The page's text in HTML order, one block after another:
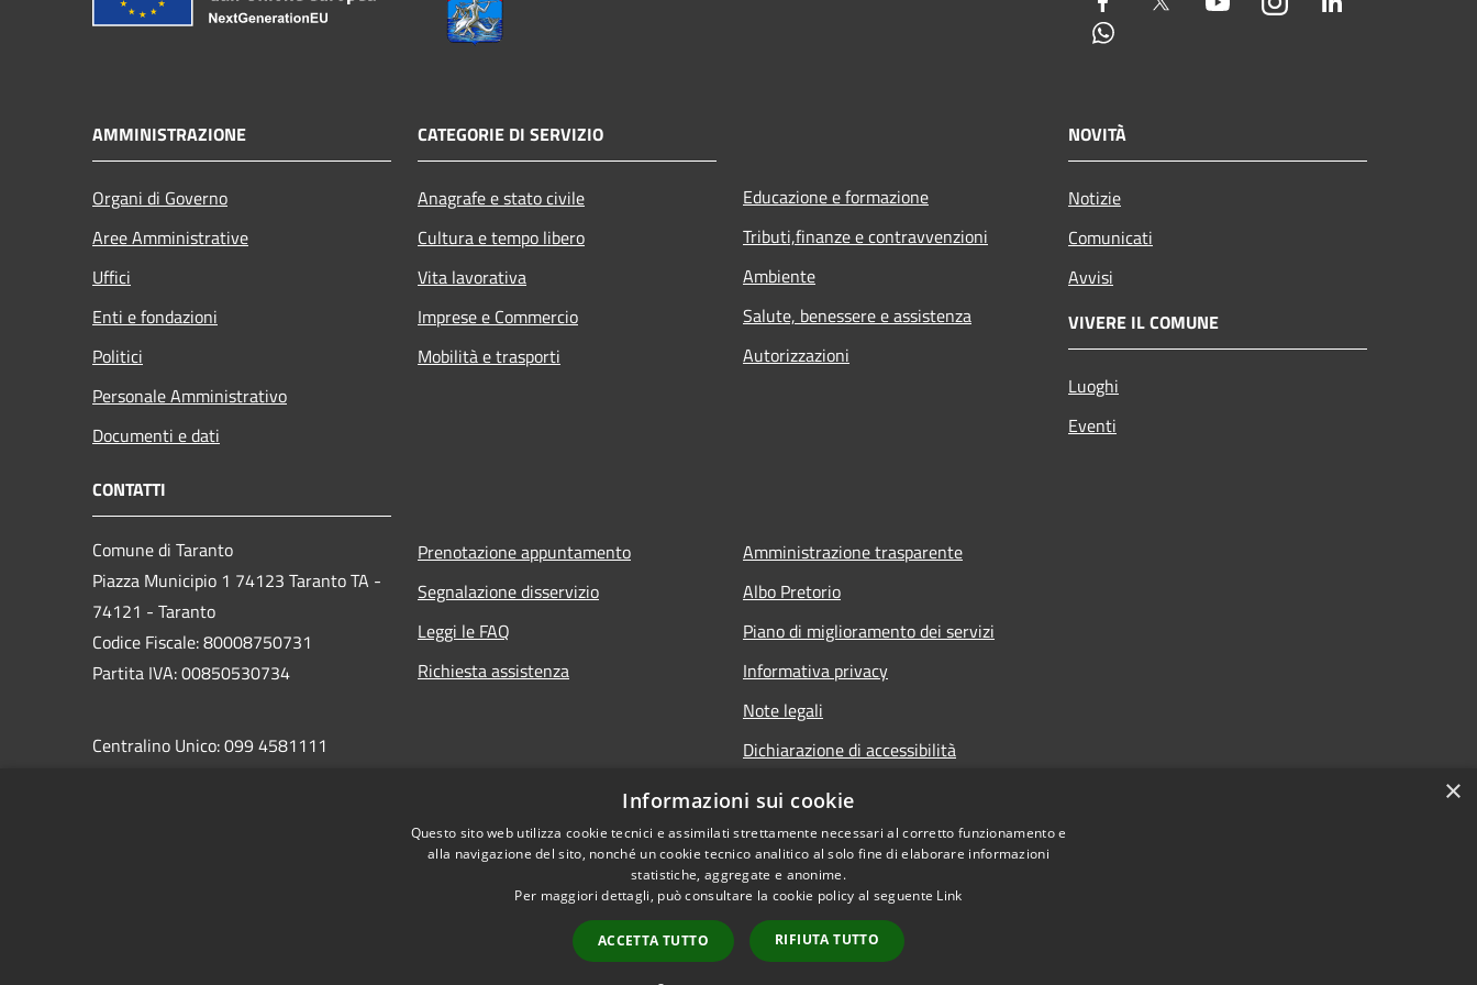
AMMINISTRAZIONE
Organi di Governo
Aree Amministrative
Uffici
Enti e fondazioni
Politici
Personale Amministrativo
Documenti e dati
CATEGORIE DI SERVIZIO
Anagrafe e stato civile
Cultura e tempo libero
Vita lavorativa
Imprese e Commercio
Mobilità e trasporti
Educazione e formazione
Tributi,finanze e contravvenzioni
Ambiente
Salute, benessere e assistenza
Autorizzazioni
NOVITÀ
Notizie
Comunicati
Avvisi
VIVERE IL COMUNE
Luoghi
Eventi
CONTATTI
Comune di Taranto
Piazza Municipio 1 74123 Taranto TA -
74121 - Taranto
Codice Fiscale: 80008750731
Partita IVA: 00850530734
Centralino Unico: 099 4581111
protocollo.comunetaranto@pec.rupar.puglia.it
Prenotazione appuntamento
Segnalazione disservizio
Leggi le FAQ
Richiesta assistenza
Amministrazione trasparente
Albo Pretorio
Piano di miglioramento dei servizi
Informativa privacy
Note legali
Dichiarazione di accessibilità
Informativa sulla videosorveglianza
Copyright © 2026 • Comune di Taranto • Powered by
×
Informazioni sui cookie
Questo sito web utilizza cookie tecnici e assimilati strettamente necessari al corretto funzionamento e
alla navigazione del sito, nonché un cookie tecnico analitico al solo fine di elaborare informazioni
statistiche, aggregate e anonime.
Per maggiori dettagli, può consultare la cookie policy al seguente Link
ACCETTA TUTTO RIFIUTA TUTTO